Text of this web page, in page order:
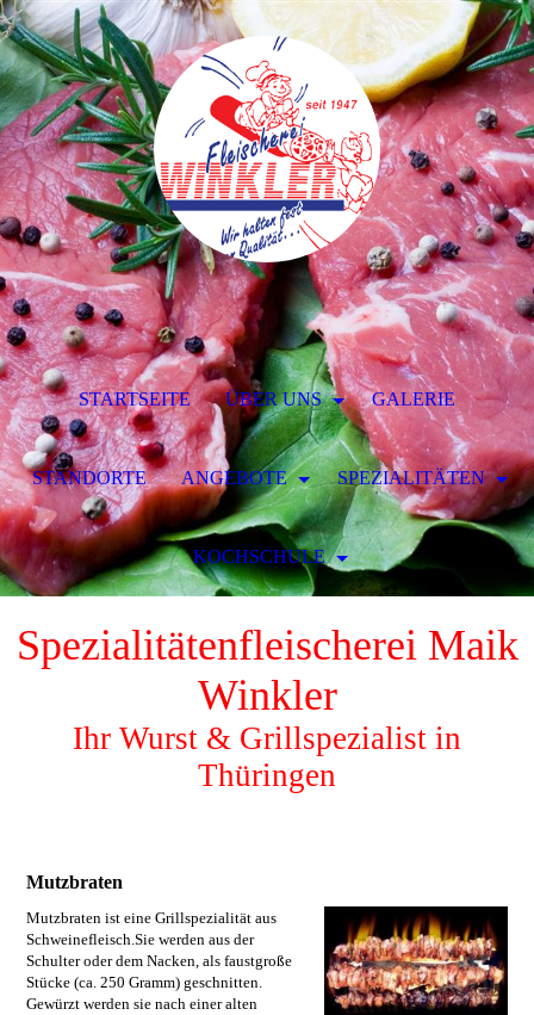
Spezialitätenfleischerei Maik
Winkler
Ihr Wurst & Grillspezialist in
Thüringen
Mutzbraten
Mutzbraten ist eine Grillspezialität aus
Schweinefleisch.Sie werden aus der
Schulter oder dem Nacken, als faustgroße
Stücke (ca. 250 Gramm) geschnitten.
Gewürzt werden sie nach einer alten
STARTSEITE ÜBER UNS GALERIE
STANDORTE ANGEBOTE SPEZIALITÄTEN
KOCHSCHULE